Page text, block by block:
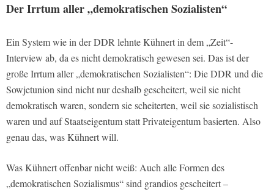
Der Irrtum aller „demokratischen Sozialisten“
Ein System wie in der DDR lehnte Kühnert in dem „Zeit“-
Interview ab, da es nicht demokratisch gewesen sei. Das ist der
große Irrtum aller „demokratischen Sozialisten“: Die DDR und die
Sowjetunion sind nicht nur deshalb gescheitert, weil sie nicht
demokratisch waren, sondern sie scheiterten, weil sie sozialistisch
waren und auf Staatseigentum statt Privateigentum basierten. Also
genau das, was Kühnert will.
Was Kühnert offenbar nicht weiß: Auch alle Formen des
„demokratischen Sozialismus“ sind grandios gescheitert –